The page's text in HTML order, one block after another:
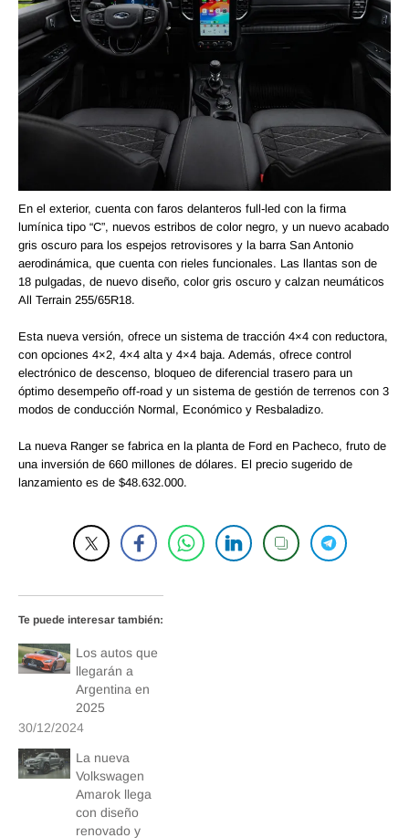
En el exterior, cuenta con faros delanteros full-led con la firma
lumínica tipo “C”, nuevos estribos de color negro, y un nuevo acabado
gris oscuro para los espejos retrovisores y la barra San Antonio
aerodinámica, que cuenta con rieles funcionales. Las llantas son de
18 pulgadas, de nuevo diseño, color gris oscuro y calzan neumáticos
All Terrain 255/65R18.
Esta nueva versión, ofrece un sistema de tracción 4×4 con reductora,
con opciones 4×2, 4×4 alta y 4×4 baja. Además, ofrece control
electrónico de descenso, bloqueo de diferencial trasero para un
óptimo desempeño off-road y un sistema de gestión de terrenos con 3
modos de conducción Normal, Económico y Resbaladizo.
La nueva Ranger se fabrica en la planta de Ford en Pacheco, fruto de
una inversión de 660 millones de dólares. El precio sugerido de
lanzamiento es de $48.632.000.
Te puede interesar también:
Los autos que
llegarán a
Argentina en
2025
30/12/2024
La nueva
Volkswagen
Amarok llega
con diseño
renovado y